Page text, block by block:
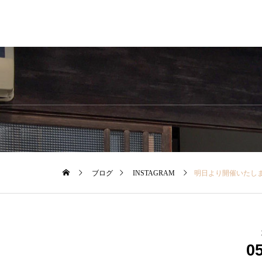
ブログ INSTAGRAM 明日より開催いたし